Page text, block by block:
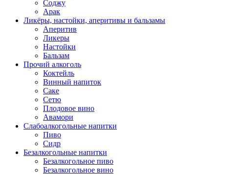
Соджу
Арак
Ликёры, настойки, аперитивы и бальзамы
Аперитив
Ликеры
Настойки
Бальзам
Прочий алкоголь
Коктейль
Винный напиток
Саке
Сетю
Плодовое вино
Авамори
Слабоалкогольные напитки
Пиво
Сидр
Безалкогольные напитки
Безалкогольное пиво
Безалкогольное вино